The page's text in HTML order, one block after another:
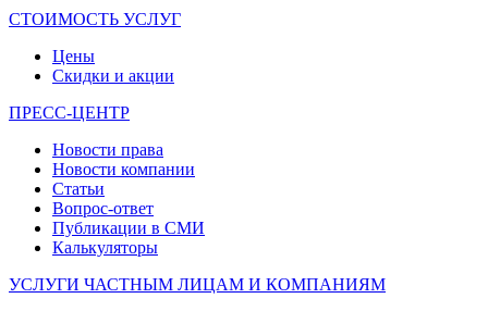
СТОИМОСТЬ УСЛУГ
Цены
Скидки и акции
ПРЕСС-ЦЕНТР
Новости права
Новости компании
Статьи
Вопрос-ответ
Публикации в СМИ
Калькуляторы
УСЛУГИ ЧАСТНЫМ ЛИЦАМ И КОМПАНИЯМ